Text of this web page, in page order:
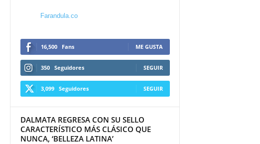
Farandula.co
16,500 Fans ME GUSTA
350 Seguidores SEGUIR
3,099 Seguidores SEGUIR
DALMATA REGRESA CON SU SELLO
CARACTERÍSTICO MÁS CLÁSICO QUE
NUNCA, ‘BELLEZA LATINA’